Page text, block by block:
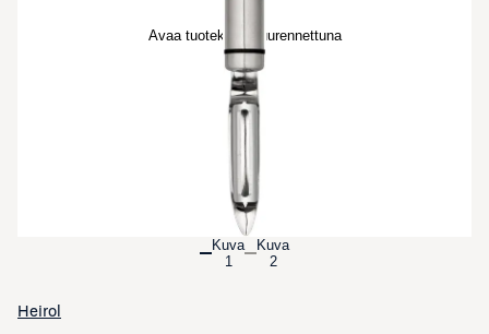
Avaa tuotekuva suurennettuna
Kuva
1
Kuva
2
Heirol